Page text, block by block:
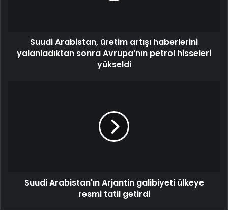
Suudi Arabistan, üretim artışı haberlerini
yalanladıktan sonra Avrupa’nın petrol hisseleri
yükseldi
Suudi Arabistan'ın Arjantin galibiyeti ülkeye
resmi tatil getirdi